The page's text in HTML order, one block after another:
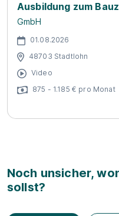
Ausbildung zum
GmbH
01.08.2026
48703 Stadtlohn
Video
875 - 1.185 € pro Monat
Noch unsicher,
sollst?